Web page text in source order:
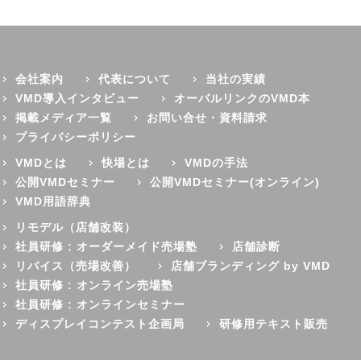
会社案内 代表について
当社の実績
VMD導入インタビュー
オーバルリンクのVMD本
掲載メディア一覧
お問い合せ・資料請求
プライバシーポリシー
VMDとは
快場とは
VMDの手法
公開VMDセミナー
公開VMDセミナー(オンライン)
VMD用語辞典
リモデル（店舗改装）
社員研修 : オーダーメイド売場塾
店舗診断
リバイス（売場改善）
店舗ブランディング by VMD
社員研修 : オンライン売場塾
社員研修 : オンラインセミナー
ディスプレイコンテスト企画局
研修用テキスト販売